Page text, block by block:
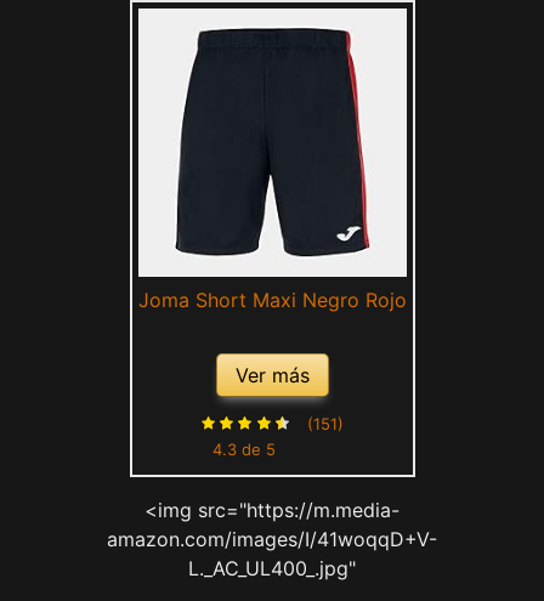
Joma Short Maxi Negro Rojo
Ver más
4.3 de 5
(151)
<img src="https://m.media-
amazon.com/images/I/41woqqD+V-
L._AC_UL400_.jpg"